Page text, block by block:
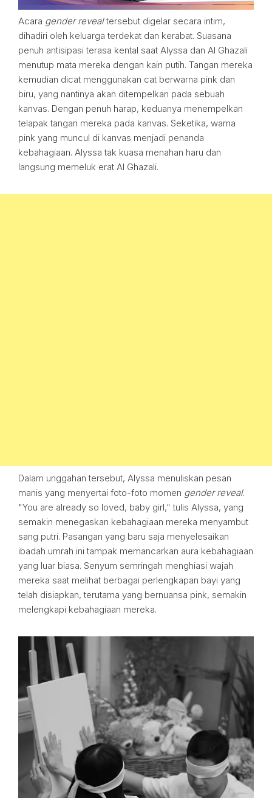
Acara gender revealtersebut digelar secara intim,
dihadiri oleh keluarga terdekat dan kerabat. Suasana
penuh antisipasi terasa kental saat Alyssa dan Al Ghazali
menutup mata mereka dengan kain putih. Tangan mereka
kemudian dicat menggunakan cat berwarna pink dan
biru, yang nantinya akan ditempelkan pada sebuah
kanvas. Dengan penuh harap, keduanya menempelkan
telapak tangan mereka pada kanvas. Seketika, warna
pink yang muncul di kanvas menjadi penanda
kebahagiaan. Alyssa tak kuasa menahan haru dan
langsung memeluk erat Al Ghazali.
Dalam unggahan tersebut, Alyssa menuliskan pesan
manis yang menyertai foto-foto momen gender reveal.
"You are already so loved, baby girl," tulis Alyssa, yang
semakin menegaskan kebahagiaan mereka menyambut
sang putri. Pasangan yang baru saja menyelesaikan
ibadah umrah ini tampak memancarkan aura kebahagiaan
yang luar biasa. Senyum semringah menghiasi wajah
mereka saat melihat berbagai perlengkapan bayi yang
telah disiapkan, terutama yang bernuansa pink, semakin
melengkapi kebahagiaan mereka.